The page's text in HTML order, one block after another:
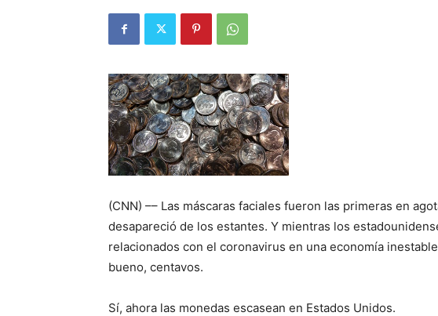
(CNN) –– Las máscaras faciales fueron las primeras en
desapareció de los estantes. Y mientras los
relacionados con el coronavirus en una economía
bueno, centavos.
Sí, ahora las monedas escasean en Estados Unidos.